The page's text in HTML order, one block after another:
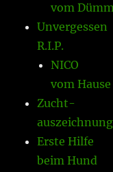
vom
Unvergessen
R.I.P.
NICO
vom
Zucht-
Erste Hilfe
beim Hund